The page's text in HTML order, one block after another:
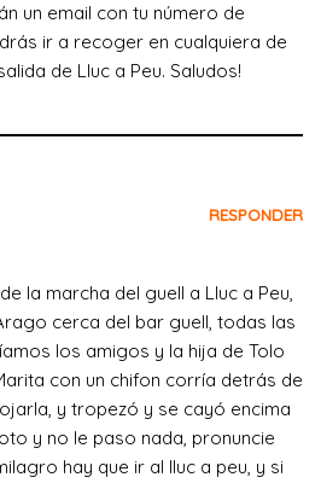
un email con tu número de
ir a recoger en cualquiera de
de Lluc a Peu. Saludos!
RESPONDER
la marcha del guell a Lluc a Peu,
cerca del bar guell, todas las
los amigos y la hija de Tolo
con un chifon corría detrás de
y tropezó y se cayó encima
y no le paso nada, pronuncie
hay que ir al lluc a peu, y si